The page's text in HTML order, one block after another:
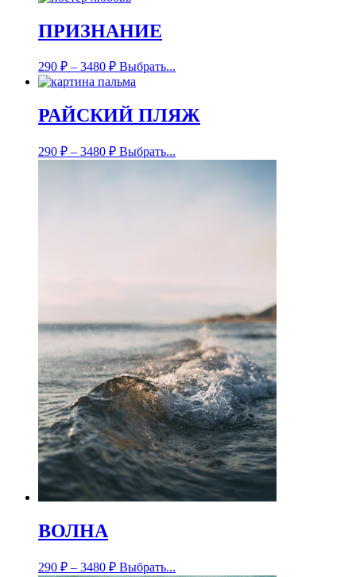
ПРИЗНАНИЕ
290 ₽ – 3480 ₽ Выбрать...
РАЙСКИЙ ПЛЯЖ
290 ₽ – 3480 ₽ Выбрать...
ВОЛНА
290 ₽ – 3480 ₽ Выбрать...